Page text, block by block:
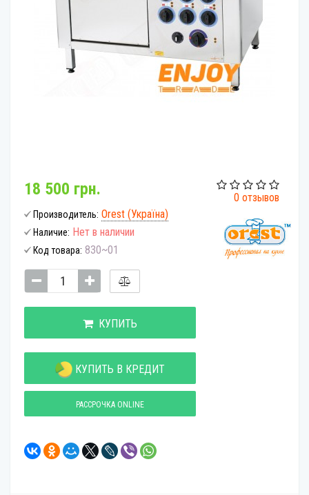
0 отзывов
18 500 грн.
Производитель: Orest (Україна)
Наличие: Нет в наличии
Код товара: 830~01
КУПИТЬ
КУПИТЬ В КРЕДИТ
РАССРОЧКА ONLINE